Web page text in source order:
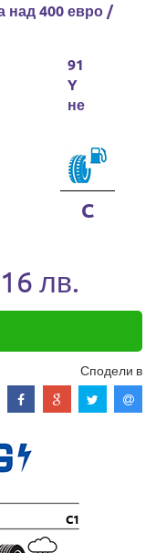
над 400 евро /
91
Y
не
C
лв.
Сподели в
C1